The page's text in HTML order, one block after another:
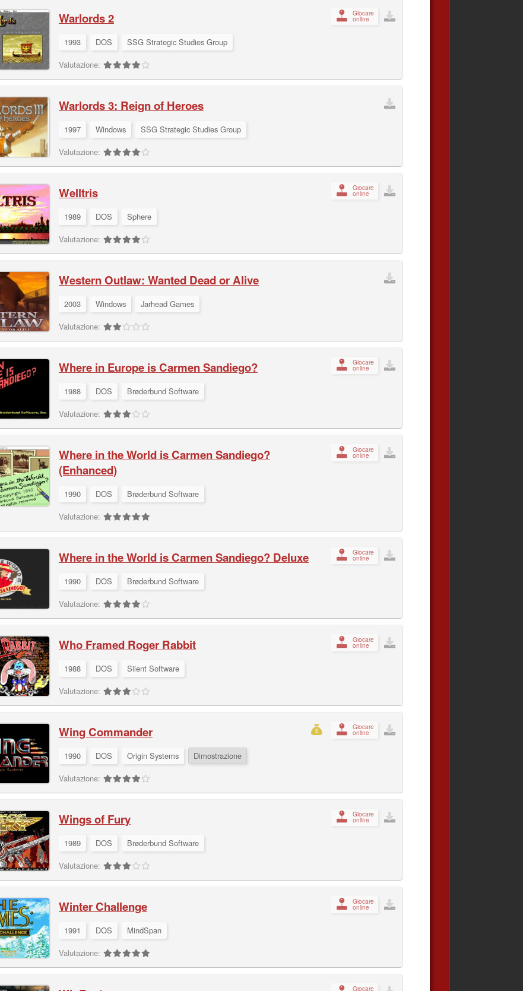
Giocare
online
Warlords 2
1993 DOS
SSG Strategic Studies Group
Valutazione:
Warlords 3: Reign of Heroes
1997 Windows
SSG Strategic Studies Group
Valutazione:
Giocare
online
Welltris
1989 DOS
Sphere
Valutazione:
Western Outlaw: Wanted Dead or Alive
2003 Windows
Jarhead Games
Valutazione:
Giocare
online
Where in Europe is Carmen Sandiego?
1988 DOS
Brøderbund Software
Valutazione:
Giocare
online
Where in the World is Carmen Sandiego?
(Enhanced)
1990 DOS
Brøderbund Software
Valutazione:
Giocare
online
Where in the World is Carmen Sandiego? Deluxe
1990 DOS
Brøderbund Software
Valutazione:
Giocare
online
Who Framed Roger Rabbit
1988 DOS
Silent Software
Valutazione:
Giocare
online
Wing Commander
1990 DOS Origin Systems
Dimostrazione
Valutazione:
Giocare
online
Wings of Fury
1989 DOS
Brøderbund Software
Valutazione:
Giocare
online
Winter Challenge
1991 DOS
MindSpan
Valutazione:
Giocare